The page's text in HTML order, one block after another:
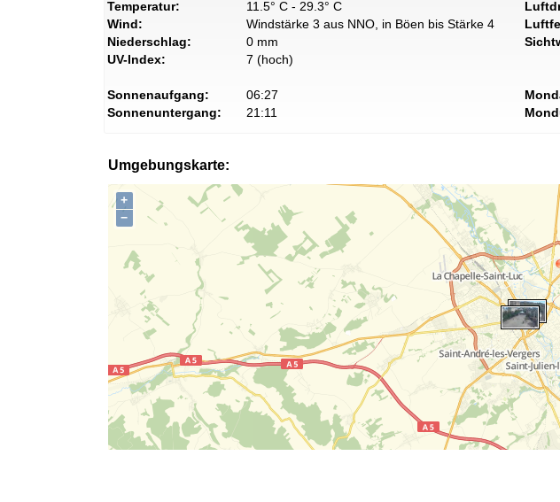
Temperatur:
11.5° C - 29.3° C
Wind:
Windstärke 3 aus NNO, in Böen bis Stärke 4
Niederschlag:
0 mm
UV-Index:
7 (hoch)
Sonnenaufgang:
06:27
Sonnenuntergang:
21:11
Umgebungskarte:
+
−